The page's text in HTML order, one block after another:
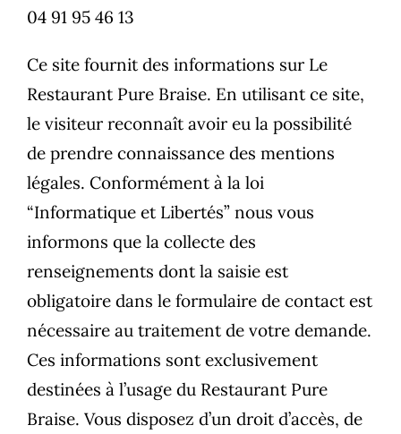
04 91 95 46 13
Ce site fournit des informations sur Le
Restaurant Pure Braise. En utilisant ce site,
le visiteur reconnaît avoir eu la possibilité
de prendre connaissance des mentions
légales. Conformément à la loi
“Informatique et Libertés” nous vous
informons que la collecte des
renseignements dont la saisie est
obligatoire dans le formulaire de contact est
nécessaire au traitement de votre demande.
Ces informations sont exclusivement
destinées à l’usage du Restaurant Pure
Braise. Vous disposez d’un droit d’accès, de